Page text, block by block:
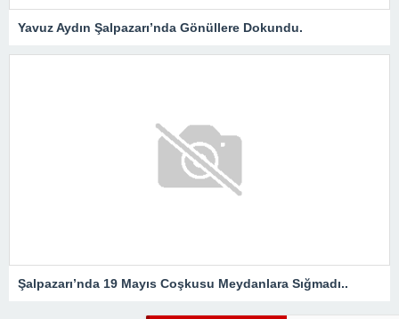
Yavuz Aydın Şalpazarı’nda Gönüllere Dokundu.
Şalpazarı’nda 19 Mayıs Coşkusu Meydanlara Sığmadı..